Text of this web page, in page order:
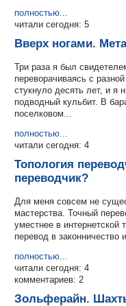
полностью...
читали сегодня: 5
Вверх ногами.
Три раза я был
переворачиваясь с
стукнуло десять лет, и
подводный кульбит. В
поселковом...
полностью...
читали сегодня: 4
Топология
переводчик?
Для меня совсем не
мастерства. Точный
уместнее в интернетской
перевод в законничество
полностью...
читали сегодня: 4
комментариев: 2
Зольферайн.